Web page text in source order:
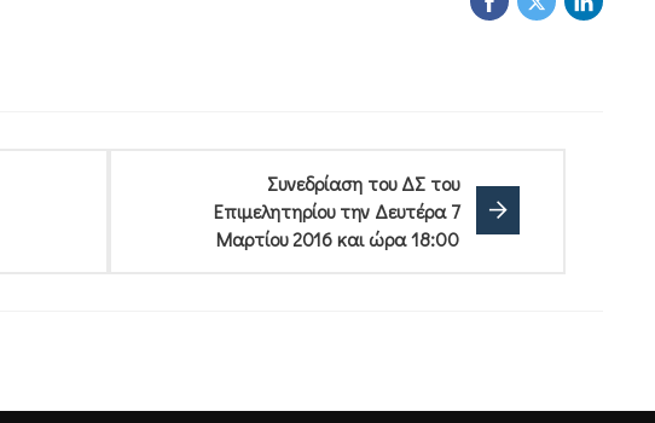
Συνεδρίαση του ΔΣ του
Επιμελητηρίου την Δευτέρα 7
Μαρτίου 2016 και ώρα 18:00